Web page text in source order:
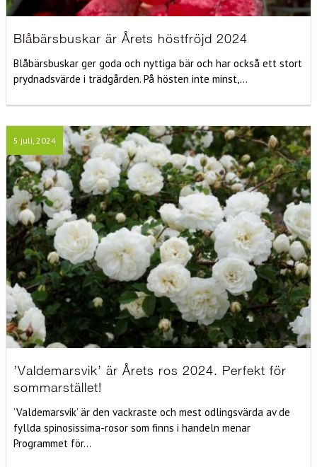
Blåbärsbuskar är Årets höstfröjd 2024
Blåbärsbuskar ger goda och nyttiga bär och har också ett stort
prydnadsvärde i trädgården. På hösten inte minst,...
5 juli, 2024
’Valdemarsvik’ är Årets ros 2024. Perfekt för
sommarstället!
’Valdemarsvik’ är den vackraste och mest odlingsvärda av de
fyllda spinosissima-rosor som finns i handeln menar
Programmet för...